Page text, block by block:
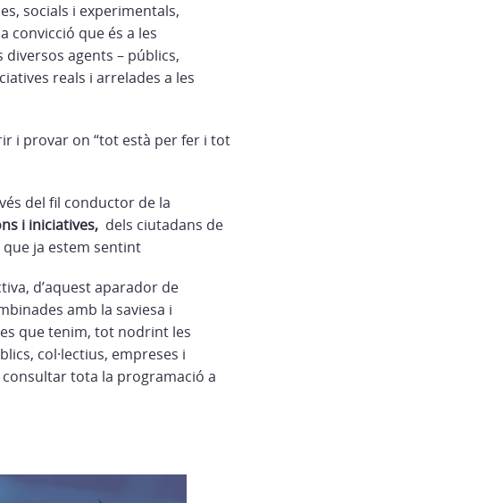
socials i experimentals,
convicció que és a les
agents – públics,
reals i arrelades a les
i provar on “tot està per fer i tot
del fil conductor de la
i iniciatives, dels ciutadans de
ja estem sentint
d’aquest aparador de
amb la saviesa i
que tenim, tot nodrint les
col·lectius, empreses i
tota la programació a